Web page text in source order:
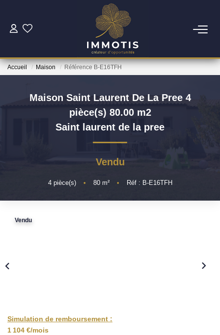
ESTIMER
ACHETER
Nos Services
INVESTIR
Accueil Maison Référence B-E16TFH
Maison Saint Laurent De La Pree 4
pièce(s) 80.00 m2
Saint laurent de la pree
Vendu
4pièce(s) • 80m² • Réf : B-E16TFH
Vendu
Simulation de remboursement :
1 104 €/mois